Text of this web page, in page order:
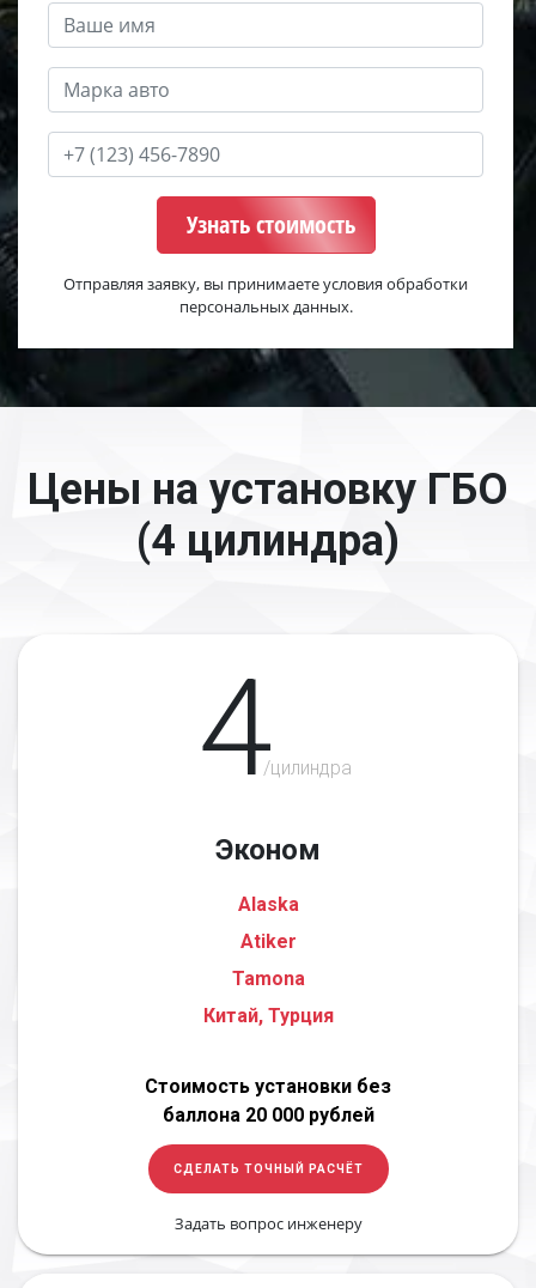
Узнать стоимость
Отправляя заявку, вы принимаете условия обработки
персональных данных.
Цены на установку ГБО
(4 цилиндра)
4/цилиндра
Эконом
Alaska
Atiker
Tamona
Китай, Турция
Стоимость установки без
баллона 20 000 рублей
СДЕЛАТЬ ТОЧНЫЙ РАСЧЁТ
Задать вопрос инженеру